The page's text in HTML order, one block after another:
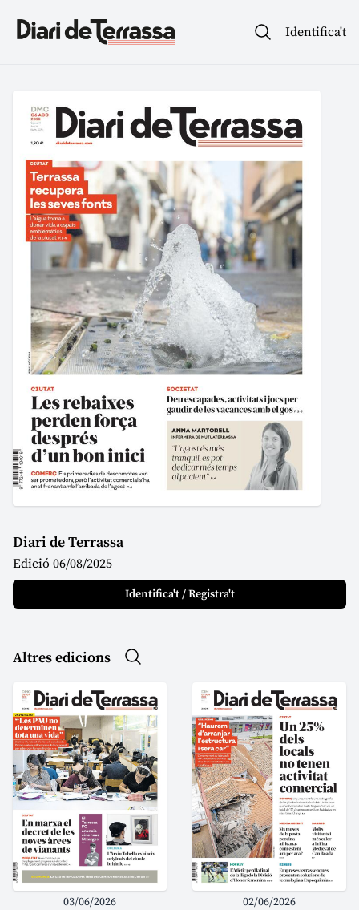
Identifica't
Diari de Terrassa
Edició 06/08/2025
Identifica't / Registra't
Altres edicions
03/06/2026 02/06/2026